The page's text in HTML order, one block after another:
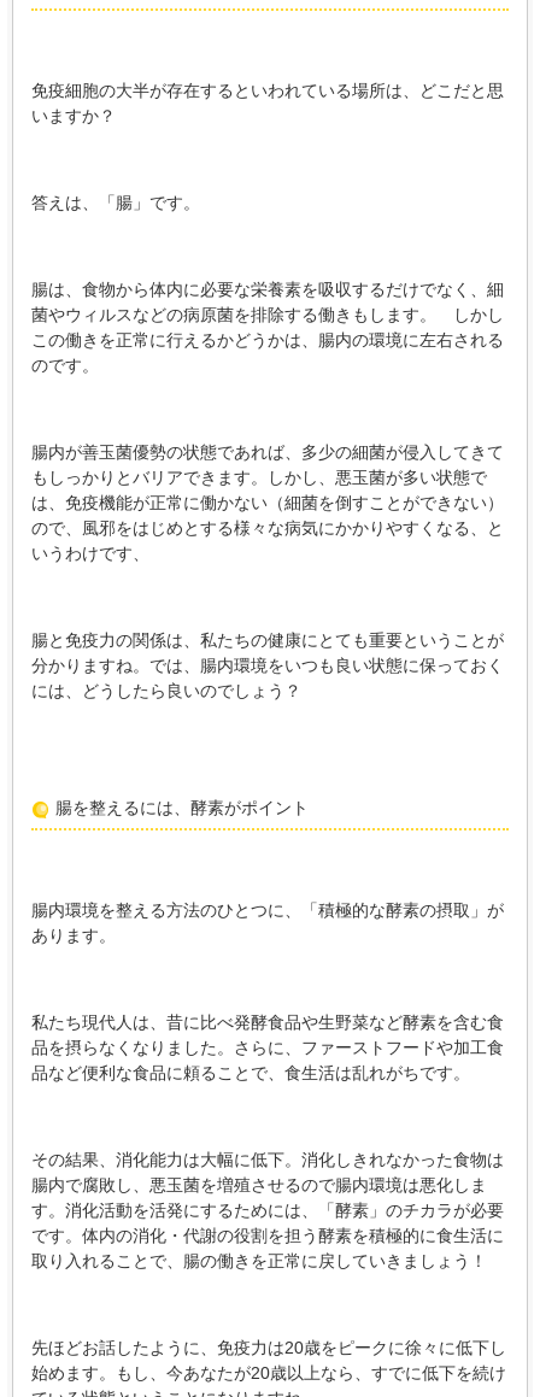
免疫細胞の大半が存在するといわれている場所は、どこだと思
いますか？
答えは、「腸」です。
腸は、食物から体内に必要な栄養素を吸収するだけでなく、細
菌やウィルスなどの病原菌を排除する働きもします。 しかし
この働きを正常に行えるかどうかは、腸内の環境に左右される
のです。
腸内が善玉菌優勢の状態であれば、多少の細菌が侵入してきて
もしっかりとバリアできます。しかし、悪玉菌が多い状態で
は、免疫機能が正常に働かない（細菌を倒すことができない）
ので、風邪をはじめとする様々な病気にかかりやすくなる、と
いうわけです、
腸と免疫力の関係は、私たちの健康にとても重要ということが
分かりますね。では、腸内環境をいつも良い状態に保っておく
には、どうしたら良いのでしょう？
腸を整えるには、酵素がポイント
腸内環境を整える方法のひとつに、「積極的な酵素の摂取」が
あります。
私たち現代人は、昔に比べ発酵食品や生野菜など酵素を含む食
品を摂らなくなりました。さらに、ファーストフードや加工食
品など便利な食品に頼ることで、食生活は乱れがちです。
その結果、消化能力は大幅に低下。消化しきれなかった食物は
腸内で腐敗し、悪玉菌を増殖させるので腸内環境は悪化しま
す。消化活動を活発にするためには、「酵素」のチカラが必要
です。体内の消化・代謝の役割を担う酵素を積極的に食生活に
取り入れることで、腸の働きを正常に戻していきましょう！
先ほどお話したように、免疫力は20歳をピークに徐々に低下し
始めます。もし、今あなたが20歳以上なら、すでに低下を続け